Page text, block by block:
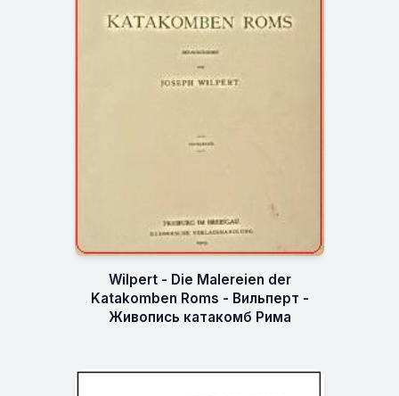
Wilpert - Die Malereien der
Katakomben Roms - Вильперт -
Живопись катакомб Рима